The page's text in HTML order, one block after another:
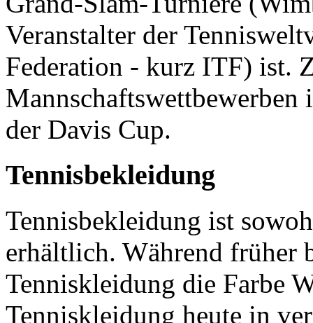
Veranstalter der
Federation - kurz ITF) ist.
Mannschaftswettbewerben
der Davis Cup.
Tennisbekleidung
Tennisbekleidung ist
erhältlich. Während früher
Tenniskleidung die Farbe
Tenniskleidung heute in